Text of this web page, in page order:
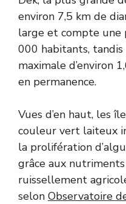
environ 7,5 km de
large et compte une
000 habitants,
maximale d’environ
en permanence.
Vues d’en haut, les
couleur vert laiteux
la prolifération
grâce aux
ruissellement
selon Observatoire